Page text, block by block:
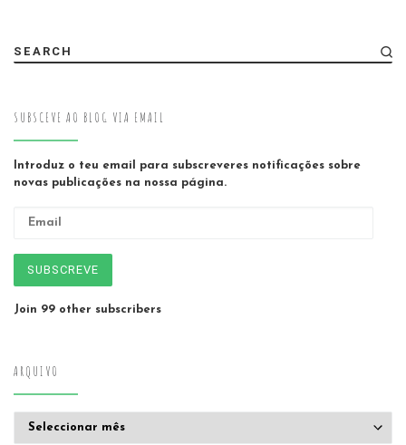
SEARCH
SUBSCEVE AO BLOG VIA EMAIL
Introduz o teu email para subscreveres notificações sobre
novas publicações na nossa página.
SUBSCREVE
Join 99 other subscribers
ARQUIVO